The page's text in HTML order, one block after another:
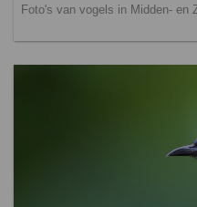
Foto's van vogels in Midden- en